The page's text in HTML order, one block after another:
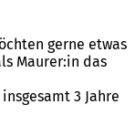
gerne etwas
Maurer:in das
3 Jahre